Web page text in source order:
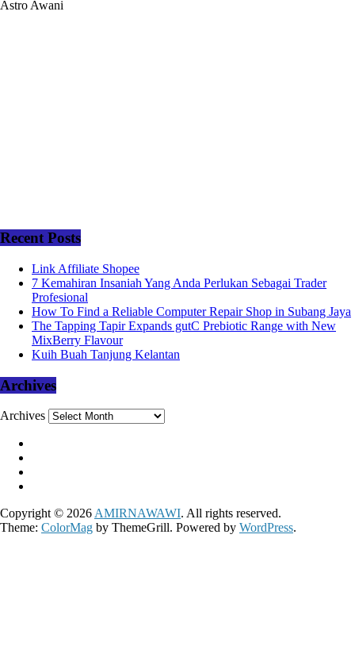
Astro Awani
Recent Posts
Link Affiliate Shopee
7 Kemahiran Insaniah Yang Anda Perlukan Sebagai Trader
Profesional
How To Find a Reliable Computer Repair Shop in Subang Jaya
The Tapping Tapir Expands gutC Prebiotic Range with New
MixBerry Flavour
Kuih Buah Tanjung Kelantan
Archives
Archives
Copyright © 2026 AMIRNAWAWI. All rights reserved.
Theme: ColorMag by ThemeGrill. Powered by WordPress.